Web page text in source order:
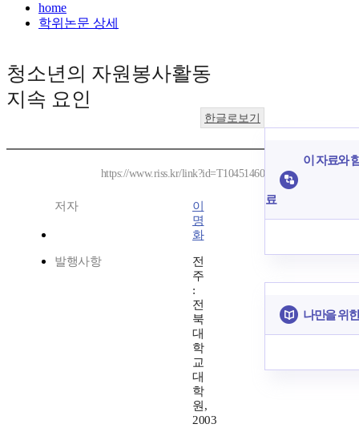
home
학위논문 상세
청소년의 자원봉사활동
지속 요인
한글로보기
https://www.riss.kr/link?id=T10451460
저자
이
명
화
발행사항
전
주
:
전
북
대
학
교
대
학
원,
2003
이 자료와
료
나만을 위